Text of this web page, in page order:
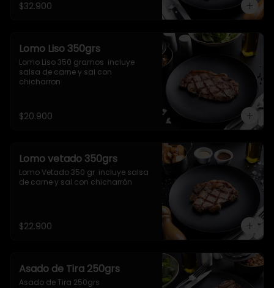
$32.900
Lomo Liso 350grs
Lomo Liso 350 gramos  incluye
salsa de carne y sal con
chicharron
$20.900
Lomo vetado 350grs
Lomo Vetado 350 gr  incluye salsa
de carne y sal con chicharrón
$22.900
Asado de Tira 250grs
Asado de Tira 250grs